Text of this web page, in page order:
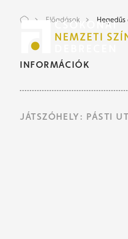
Előadások
INFORMÁCIÓK
JÁTSZÓHELY: PÁSTI